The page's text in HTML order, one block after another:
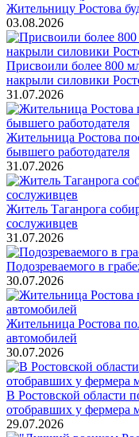
Жительницу Ростова
03.08.2026
Присвоили более 800
накрыли силовики
31.07.2026
Жительница Ростова
бывшего работодателя
31.07.2026
Житель Таганрога
сослуживцев
31.07.2026
Подозреваемого в
30.07.2026
Жительница Ростова
автомобилей
30.07.2026
В Ростовской области
отобравших у фермера
29.07.2026